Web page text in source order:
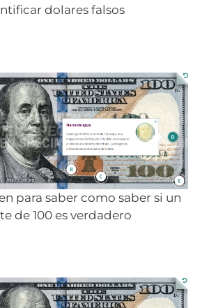
dolares falsos
para saber como saber si un
de 100 es verdadero